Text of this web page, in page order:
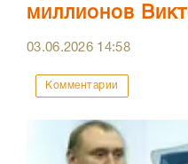
миллионов
03.06.2026 14:58
Комментарии